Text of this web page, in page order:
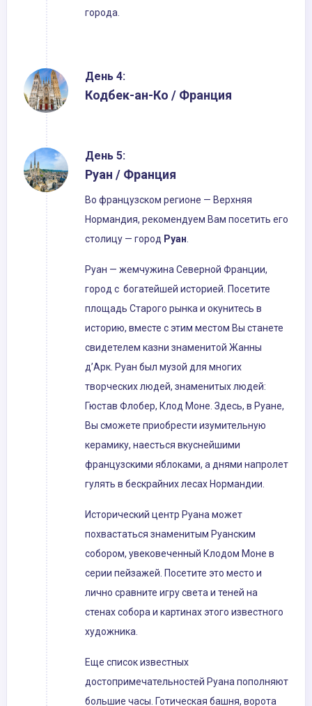
города.
День 4:
Кодбек-ан-Ко / Франция
День 5:
Руан / Франция
Во французском регионе — Верхняя
Нормандия, рекомендуем Вам посетить его
столицу — город Руан.
Руан — жемчужина Северной Франции,
город с богатейшей историей. Посетите
площадь Старого рынка и окунитесь в
историю, вместе с этим местом Вы станете
свидетелем казни знаменитой Жанны
д’Арк. Руан был музой для многих
творческих людей, знаменитых людей:
Гюстав Флобер, Клод Моне. Здесь, в Руане,
Вы сможете приобрести изумительную
керамику, наесться вкуснейшими
французскими яблоками, а днями напролет
гулять в бескрайних лесах Нормандии.
Исторический центр Руана может
похвастаться знаменитым Руанским
собором, увековеченный Клодом Моне в
серии пейзажей. Посетите это место и
лично сравните игру света и теней на
стенах собора и картинах этого известного
художника.
Еще список известных
достопримечательностей Руана пополняют
большие часы. Готическая башня, ворота